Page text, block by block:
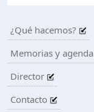
Acreditaciones
¿Qué hacemos?
Memorias y agenda
Director
Contacto